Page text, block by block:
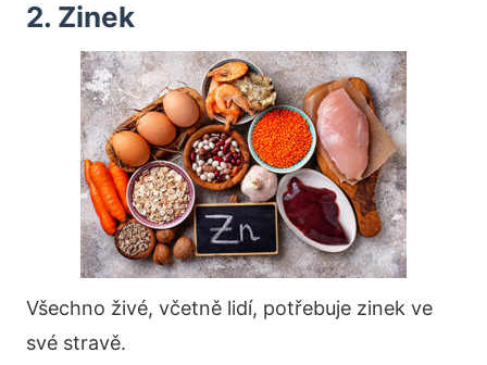
2. Zinek
Všechno živé, včetně lidí, potřebuje zinek ve
své stravě.